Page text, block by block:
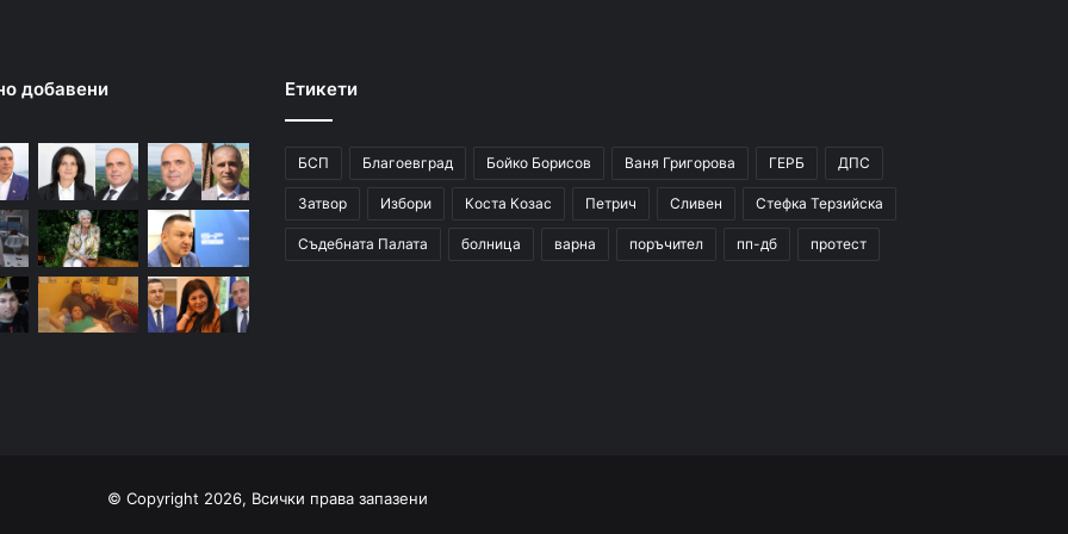
п
с
н
а
м
а
с
т
н
добавени Етикети
БСП Благоевград Бойко Борисов Ваня Григорова ГЕРБ ДПС
Затвор Избори Коста Козас Петрич Сливен Стефка Терзийска
Съдебната Палата болница варна поръчител пп-дб протест
© Copyright 2026, Всички права запазени